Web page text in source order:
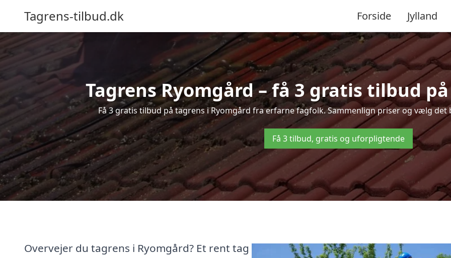
Tagrens-tilbud.dk Forside Jylland
Tagrens Ryomgård – få 3 gratis tilbud
Få 3 gratis tilbud på tagrens i Ryomgård fra erfarne fagfolk. Sammenlign priser og vælg
Få 3 tilbud, gratis og uforpligtende
Overvejer du tagrens i Ryomgård? Et rent tag